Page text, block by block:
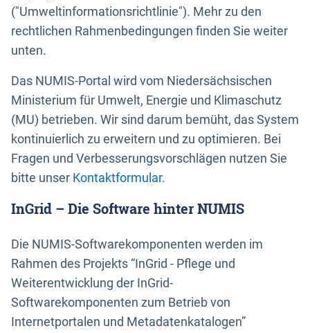
("Umweltinformationsrichtlinie"). Mehr zu den
rechtlichen Rahmenbedingungen finden Sie weiter
unten.
Das NUMIS-Portal wird vom Niedersächsischen
Ministerium für Umwelt, Energie und Klimaschutz
(MU) betrieben. Wir sind darum bemüht, das System
kontinuierlich zu erweitern und zu optimieren. Bei
Fragen und Verbesserungsvorschlägen nutzen Sie
bitte unser Kontaktformular.
InGrid – Die Software hinter NUMIS
Die NUMIS-Softwarekomponenten werden im
Rahmen des Projekts “InGrid - Pflege und
Weiterentwicklung der InGrid-
Softwarekomponenten zum Betrieb von
Internetportalen und Metadatenkatalogen”